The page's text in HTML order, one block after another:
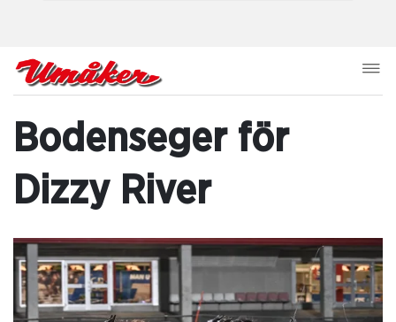
Bodenseger för
Dizzy River